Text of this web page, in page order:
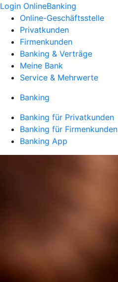
Login OnlineBanking
Online-Geschäftsstelle
Privatkunden
Firmenkunden
Banking & Verträge
Meine Bank
Service & Mehrwerte
Banking
Banking für Privatkunden
Banking für Firmenkunden
Banking App